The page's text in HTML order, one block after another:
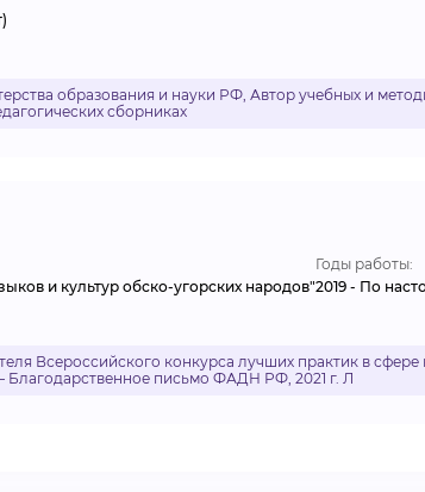
образования и науки РФ, Автор учебных и
сборниках
и культур обско-угорских народов"
Годы работы:
2019 - По
Всероссийского конкурса лучших практик в
Благодарственное письмо ФАДН РФ, 2021 г. Л